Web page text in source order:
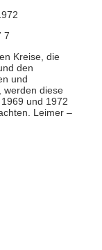
7
Kreise, die
den
und
werden diese
und 1972
Leimer –